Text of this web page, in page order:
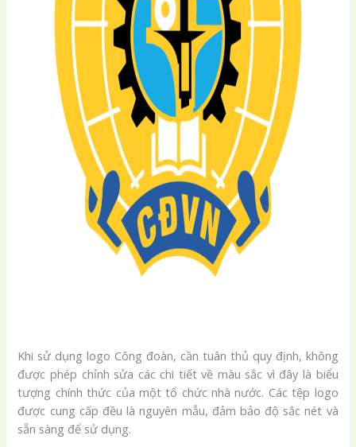
Khi sử dụng logo Công đoàn, cần tuân thủ quy định, không
được phép chỉnh sửa các chi tiết về màu sắc vì đây là biểu
tượng chính thức của một tổ chức nhà nước. Các tệp logo
được cung cấp đều là nguyên mẫu, đảm bảo độ sắc nét và
sẵn sàng để sử dụng.